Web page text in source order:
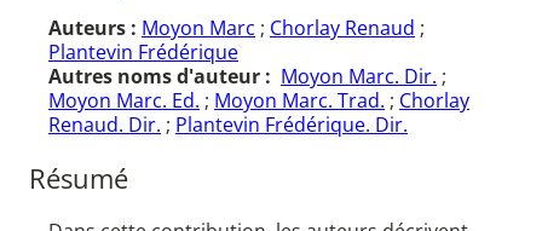
Auteurs : Moyon Marc ; Chorlay Renaud ;
Plantevin Frédérique
Autres noms d'auteur : Moyon Marc. Dir. ;
Moyon Marc. Ed. ; Moyon Marc. Trad. ; Chorlay
Renaud. Dir. ; Plantevin Frédérique. Dir.
Résumé